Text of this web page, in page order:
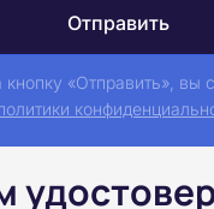
«Отправить», вы